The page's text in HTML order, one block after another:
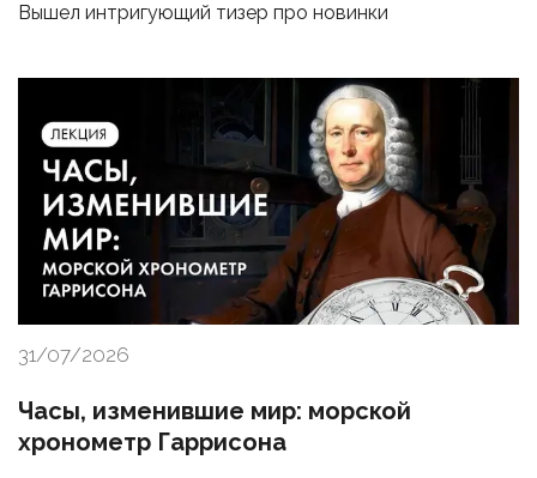
Вышел интригующий тизер про новинки
31/07/2026
Часы, изменившие мир: морской
хронометр Гаррисона